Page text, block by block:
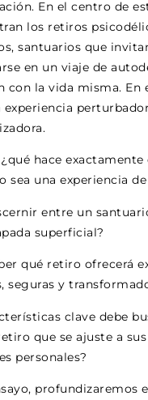
En el centro de
los retiros
santuarios que
en un viaje de
con la vida misma. En
experiencia
hace
sea una experiencia
entre un
superficial?
qué retiro ofrecerá
seguras y
clave debe
que se ajuste a
personales?
profundizaremos